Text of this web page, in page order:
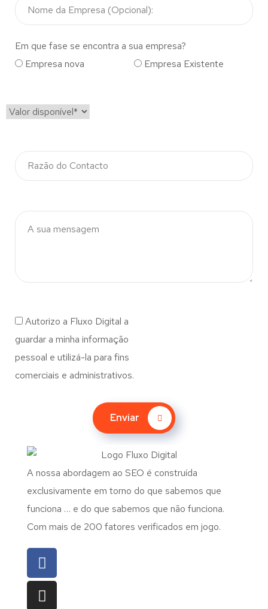
Em que fase se encontra a sua empresa?
Empresa nova
Empresa Existente
Autorizo a Fluxo Digital a
guardar a minha informação
pessoal e utilizá-la para fins
comerciais e administrativos.
Enviar
A nossa abordagem ao SEO é construída
exclusivamente em torno do que sabemos que
funciona … e do que sabemos que não funciona.
Com mais de 200 fatores verificados em jogo.